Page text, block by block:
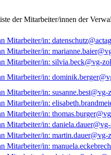
der Mitarbeiter/innen der